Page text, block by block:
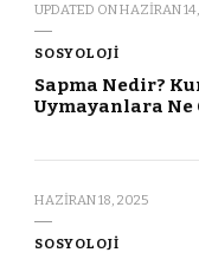
UPDATED ONHAZIRAN
SOSYOLOJI
Sapma Nedir?
Uymayanlara Ne
HAZIRAN 18, 2025
SOSYOLOJI